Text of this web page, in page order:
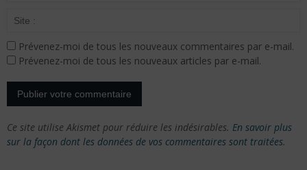
Prévenez-moi de tous les nouveaux commentaires par e-mail.
Prévenez-moi de tous les nouveaux articles par e-mail.
Ce site utilise Akismet pour réduire les indésirables. En savoir plus
sur la façon dont les données de vos commentaires sont traitées.